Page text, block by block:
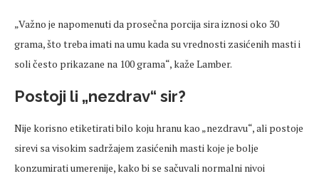
„Važno je napomenuti da prosečna porcija sira iznosi oko 30
grama, što treba imati na umu kada su vrednosti zasićenih masti i
soli često prikazane na 100 grama“, kaže Lamber.
Postoji li „nezdrav“ sir?
Nije korisno etiketirati bilo koju hranu kao „nezdravu“, ali postoje
sirevi sa visokim sadržajem zasićenih masti koje je bolje
konzumirati umerenije, kako bi se sačuvali normalni nivoi